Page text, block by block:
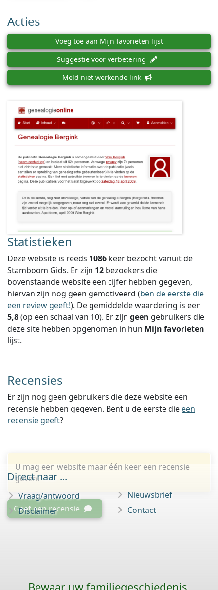
Acties
Voeg toe aan Mijn favorieten lijst
Suggestie voor verbetering
Meld niet werkende link
Statistieken
Deze website is reeds 1086 keer bezocht vanuit de
Stamboom Gids. Er zijn 12 bezoekers die
bovenstaande website een cijfer hebben gegeven,
hiervan zijn nog geen gemotiveerd (ben de eerste die
een review geeft!). De gemiddelde waardering is een
5,8(op een schaal van 10). Er zijn geen gebruikers die
deze site hebben opgenomen in hun Mijn favorieten
lijst.
Recensies
Er zijn nog geen gebruikers die deze website een
recensie hebben gegeven. Bent u de eerste die een
recensie geeft?
U mag een website maar één keer een recensie
geven.
Geef een recensie
Direct naar ...
Vraag/antwoord
Disclaimer
Nieuwsbrief
Contact
Bewaar uw familie­geschiedenis,